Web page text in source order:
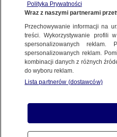
urzędu. Są zarzuty
11.03.2024, 12:25
Udostępnij
Polityka Prywatności
Wraz z naszymi partnerami
Przechowywanie informacji na
treści. Wykorzystywanie profili
spersonalizowanych
spersonalizowanych reklam.
kombinacji danych z różnych
do wyboru reklam.
Lista partnerów (dostawców)